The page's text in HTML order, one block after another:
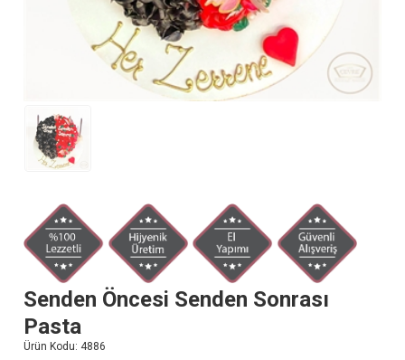
Senden Öncesi Senden Sonrası
Pasta
Ürün Kodu: 4886